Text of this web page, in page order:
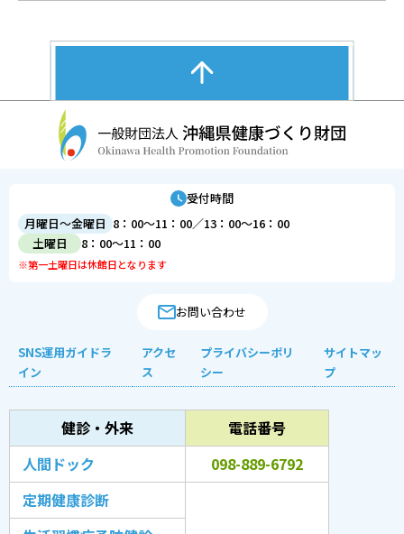
受付時間
月曜日～金曜日 8：00～11：00／13：00～16：00
土曜日
8：00～11：00
※第一土曜日は休館日となります
お問い合わせ
SNS運用ガイドラ
イン
アクセ
ス
プライバシーポリ
シー
サイトマッ
プ
健診・外来
電話番号
人間ドック
098-889-6792
定期健康診断